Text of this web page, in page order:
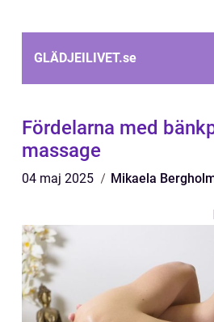
GLÄDJEILIVET.se
Fördelarna med
massage
04 maj 2025 Mikaela